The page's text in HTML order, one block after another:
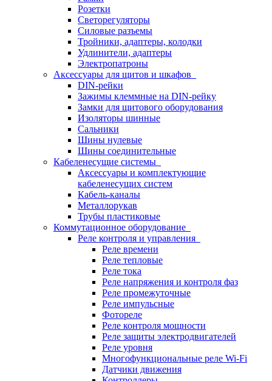
Розетки
Светорегуляторы
Силовые разъемы
Тройники, адаптеры, колодки
Удлинители, адаптеры
Электропатроны
Аксессуары для щитов и шкафов
DIN-рейки
Зажимы клеммные на DIN-рейку
Замки для щитового оборудования
Изоляторы шинные
Сальники
Шины нулевые
Шины соединительные
Кабеленесущие системы
Аксессуары и комплектующие
кабеленесущих систем
Кабель-каналы
Металлорукав
Трубы пластиковые
Коммутационное оборудование
Реле контроля и управления
Реле времени
Реле тепловые
Реле тока
Реле напряжения и контроля фаз
Реле промежуточные
Реле импульсные
Фотореле
Реле контроля мощности
Реле защиты электродвигателей
Реле уровня
Многофункциональные реле Wi-Fi
Датчики движения